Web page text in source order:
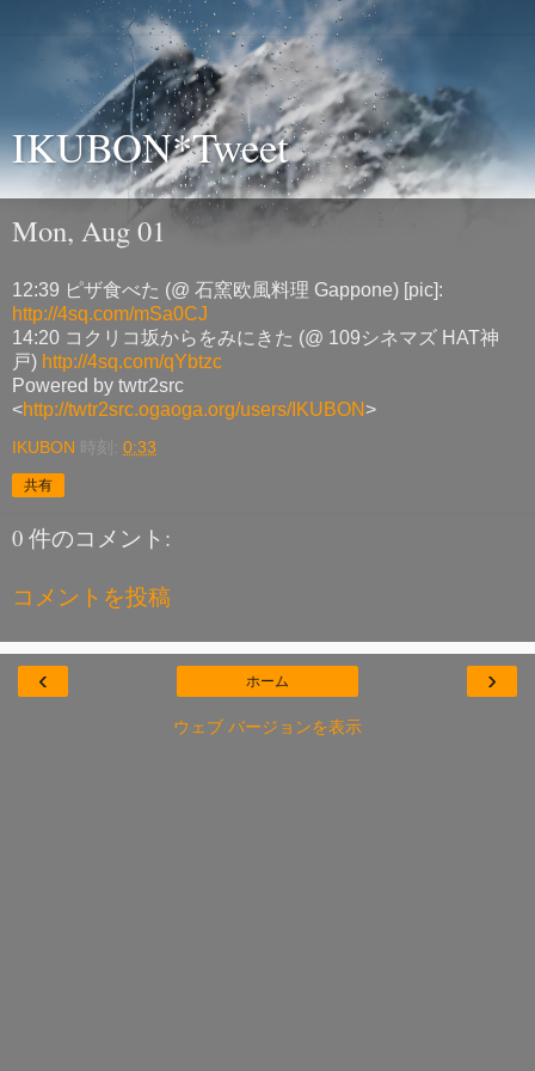
IKUBON*Tweet
Mon, Aug 01
12:39 ピザ食べた (@ 石窯欧風料理 Gappone) [pic]:
http://4sq.com/mSa0CJ
14:20 コクリコ坂からをみにきた (@ 109シネマズ HAT神
戸) http://4sq.com/qYbtzc
Powered by twtr2src
<http://twtr2src.ogaoga.org/users/IKUBON >
IKUBON 時刻: 0:33
共有
0 件のコメント:
コメントを投稿
‹ ›
ホーム
ウェブ バージョンを表示